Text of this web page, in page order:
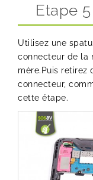
Etape 5
Utilisez une
connecteur de la
mère.Puis retirez
connecteur,
cette étape.